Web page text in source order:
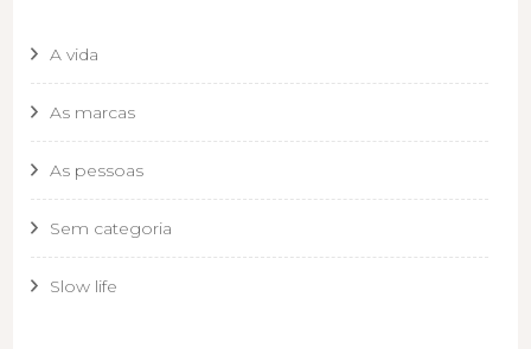
A vida
As marcas
As pessoas
Sem categoria
Slow life